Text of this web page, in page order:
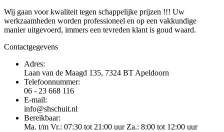
Wij gaan voor kwaliteit tegen schappelijke prijzen !!! Uw
werkzaamheden worden professioneel en op een vakkundige
manier uitgevoerd, immers een tevreden klant is goud waard.
Contactgegevens
Adres:
Laan van de Maagd 135, 7324 BT Apeldoorn
Telefoonnummer:
06 - 23 668 116
E-mail:
info@shschuit.nl
Bereikbaar:
Ma. t/m Vr.: 07:30 tot 21:00 uur Za.: 8:00 tot 12:00 uur